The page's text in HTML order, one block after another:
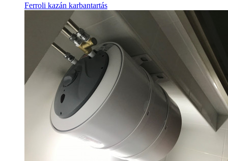
Ferroli kazán karbantartás